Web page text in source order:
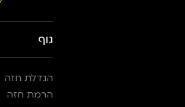
גוף
הגדלת חזה
הרמת חזה